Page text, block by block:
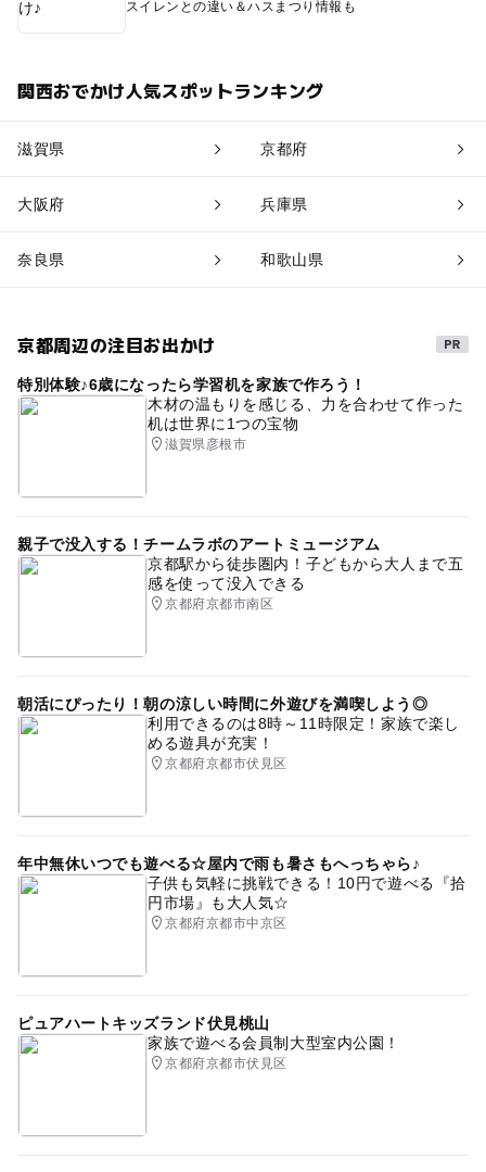
スイレンとの違い＆ハスまつり情報も
関西おでかけ人気スポットランキング
滋賀県 京都府
大阪府 兵庫県
奈良県 和歌山県
京都周辺の注目お出かけ
特別体験♪6歳になったら学習机を家族で作ろう！
木材の温もりを感じる、力を合わせて作った
机は世界に1つの宝物
滋賀県彦根市
親子で没入する！チームラボのアートミュージアム
京都駅から徒歩圏内！子どもから大人まで五
感を使って没入できる
京都府京都市南区
朝活にぴったり！朝の涼しい時間に外遊びを満喫しよう◎
利用できるのは8時～11時限定！家族で楽し
める遊具が充実！
京都府京都市伏見区
年中無休いつでも遊べる☆屋内で雨も暑さもへっちゃら♪
子供も気軽に挑戦できる！10円で遊べる『拾
円市場』も大人気☆
京都府京都市中京区
ピュアハートキッズランド伏見桃山
家族で遊べる会員制大型室内公園！
京都府京都市伏見区